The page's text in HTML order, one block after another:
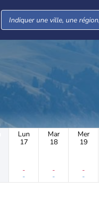
Lun
17
-
-
Mar
18
-
-
Mer
19
-
-